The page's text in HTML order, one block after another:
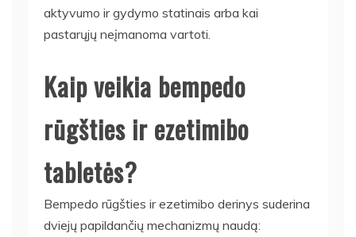
aktyvumo ir gydymo statinais arba kai
pastarųjų neįmanoma vartoti.
Kaip veikia bempedo
rūgšties ir ezetimibo
tabletės?
Bempedo rūgšties ir ezetimibo derinys suderina
dviejų papildančių mechanizmų naudą: